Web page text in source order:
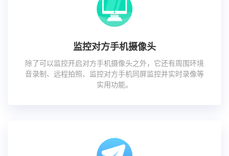
监控对方手机摄像头
除了可以监控开启对方手机摄像头之外，它还有周围环境
音录制、远程拍照、监控对方手机同屏监控并实时录像等
实用功能。